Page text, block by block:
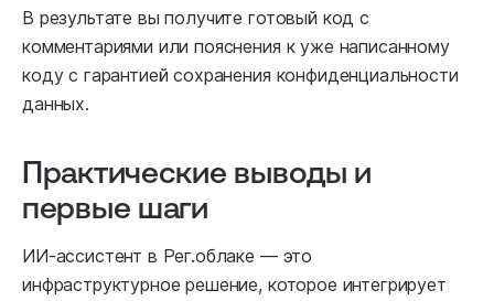
В результате вы получите готовый код с
комментариями или пояснения к уже написанному
коду с гарантией сохранения конфиденциальности
данных.
Практические выводы и
первые шаги
ИИ-ассистент в Рег.облаке — это
инфраструктурное решение, которое интегрирует